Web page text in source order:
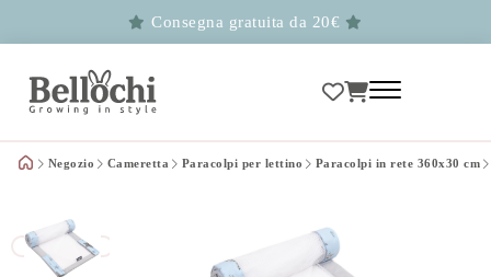
Consegna gratuita da 20€
Negozio Cameretta Paracolpi per lettino Paracolpi in rete 360x30 cm